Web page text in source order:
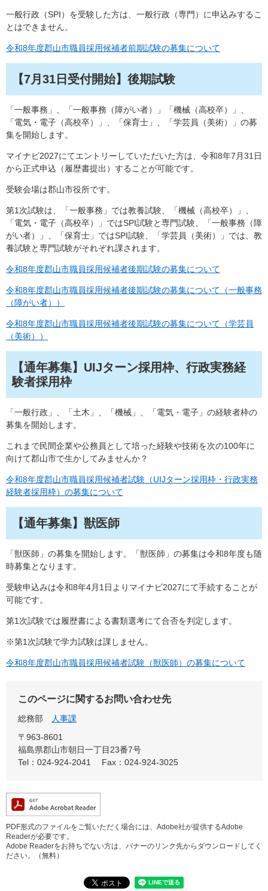
一般行政（SPI）を受験した方は、一般行政（専門）に申込みするこ
とはできません。
令和8年度郡山市職員採用候補者前期試験の募集について
【7月31日受付開始】後期試験
「一般事務」、「一般事務（障がい者）」「機械（高校卒）」、
「電気・電子（高校卒）」、「保育士」、「学芸員（美術）」の募
集を開始します。
マイナビ2027にてエントリーしていただいた方は、令和8年7月31日
から正式申込（履歴書提出）することが可能です。
受験会場は郡山市役所です。
第1次試験は、「一般事務」では教養試験、「機械（高校卒）」、
「電気・電子（高校卒）」ではSPI試験と専門試験、「一般事務（障
がい者）」、「保育士」ではSPI試験、「学芸員（美術）」では、教
養試験と専門試験がそれぞれ課されます。
令和8年度郡山市職員採用候補者後期試験の募集について
令和8年度郡山市職員採用候補者後期試験の募集について（一般事務
（障がい者））
令和8年度郡山市職員採用候補者後期試験の募集について（学芸員
（美術））
【通年募集】UIJターン採用枠、行政実務経
験者採用枠
「一般行政」、「土木」、「機械」、「電気・電子」の経験者枠の
募集を開始します。
これまで民間企業や公務員として培った経験や技術を次の100年に
向けて郡山市で生かしてみませんか？
令和8年度郡山市職員採用候補者試験（UIJターン採用枠・行政実務
経験者採用枠）の募集について
【通年募集】獣医師
「獣医師」の募集を開始します。「獣医師」の募集は令和8年度も随
時募集となります。
受験申込みは令和8年4月1日よりマイナビ2027にて手続することが
可能です。
第1次試験では履歴書による書類選考にて合否を判定します。
※第1次試験で学力試験は課しません。
令和8年度郡山市職員採用候補者試験（獣医師）の募集について
このページに関するお問い合わせ先
総務部
人事課
〒963-8601
福島県郡山市朝日一丁目23番7号
Tel：024-924-2041
Fax：024-924-3025
PDF形式のファイルをご覧いただく場合には、Adobe社が提供するAdobe
Readerが必要です。
Adobe Readerをお持ちでない方は、バナーのリンク先からダウンロードしてく
ださい。（無料）